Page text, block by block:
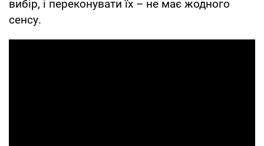
вибір, і переконувати їх – не має жодного
сенсу.